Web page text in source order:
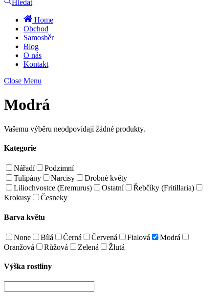
Hledat
Home
Obchod
Samosběr
Blog
O nás
Kontakt
Close Menu
Modrá
Vašemu výběru neodpovídají žádné produkty.
Kategorie
Nářadí
Podzimní
Tulipány
Narcisy
Drobné květy
Liliochvostce (Eremurus)
Ostatní
Řebčíky (Fritillaria)
Krokusy
Česneky
Barva květu
None Bílá Černá Červená Fialová
Modrá
Oranžová
Růžová Zelená Žlutá
Výška rostliny